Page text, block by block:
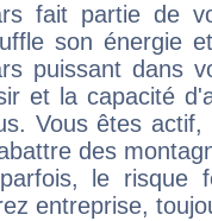
fait partie de
son énergie
puissant dans
et la capacité
Vous êtes
des
le risque
entreprise,